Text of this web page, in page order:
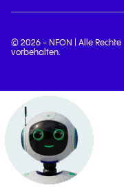
© 2026 - NFON | Alle Rechte
vorbehalten.